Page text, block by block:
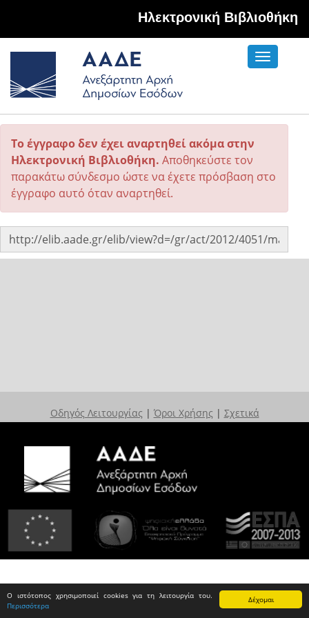
Δέχομαι
Ο ιστότοπος χρησιμοποιεί cookies για τη λειτουργία του.
Περισσότερα
Hλεκτρονική Βιβλιοθήκη
Toggle
Το έγγραφο δεν έχει αναρτηθεί ακόμα στην
Ηλεκτρονική Βιβλιοθήκη. Αποθηκεύστε τον
παρακάτω σύνδεσμο ώστε να έχετε πρόσβαση στο
έγγραφο αυτό όταν αναρτηθεί.
Οδηγός Λειτουργίας | Όροι Χρήσης | Σχετικά